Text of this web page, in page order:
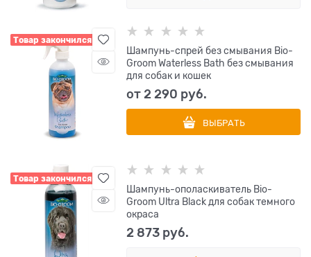
Товар закончился
Шампунь-спрей без смывания Bio-
Groom Waterless Bath без смывания
для собак и кошек
от2 290 руб.
ВЫБРАТЬ
Товар закончился
Шампунь-ополаскиватель Bio-
Groom Ultra Black для собак темного
окраса
2 873 руб.